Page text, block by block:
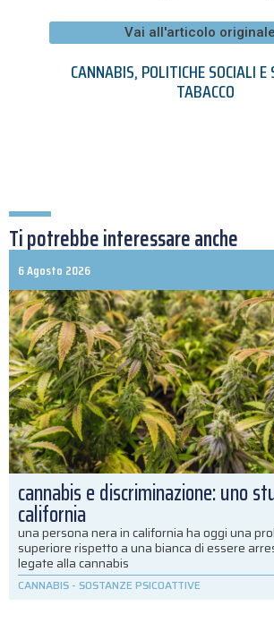
Vai all'articolo originale
CANNABIS,POLITICHE SOCIALI
TABACCO
Ti potrebbe interessare anche
6 Agosto 2026
cannabis e discriminazione: uno
california
una persona nera in california ha oggi una
superiore rispetto a una bianca di essere
legate alla cannabis
CANNABIS - SOSTANZE PSICOATTIVE